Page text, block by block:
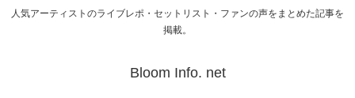
人気アーティストのライブレポ・セットリスト・ファンの声をまとめた記事を
掲載。
Bloom Info. net